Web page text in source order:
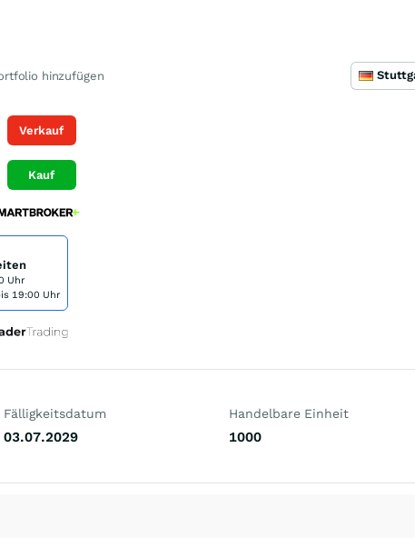
hinzufügen
Verkauf
Kauf
Uhr
19:00 Uhr
Fälligkeitsdatum
03.07.2029
Handelbare Einheit
1000